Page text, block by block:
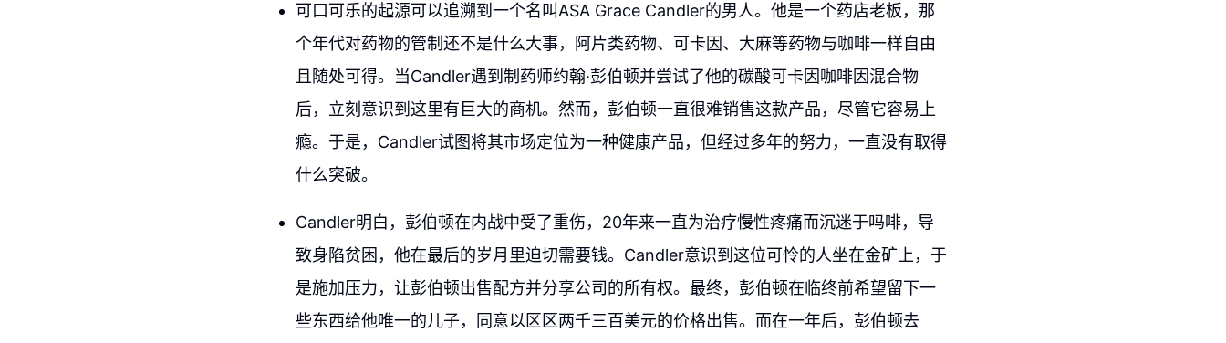
可口可乐的起源可以追溯到一个名叫ASA Grace Candler的男人。他是一个药店老板，那
个年代对药物的管制还不是什么大事，阿片类药物、可卡因、大麻等药物与咖啡一样自由
且随处可得。当Candler遇到制药师约翰·彭伯顿并尝试了他的碳酸可卡因咖啡因混合物
后，立刻意识到这里有巨大的商机。然而，彭伯顿一直很难销售这款产品，尽管它容易上
瘾。于是，Candler试图将其市场定位为一种健康产品，但经过多年的努力，一直没有取得
什么突破。
Candler明白，彭伯顿在内战中受了重伤，20年来一直为治疗慢性疼痛而沉迷于吗啡，导
致身陷贫困，他在最后的岁月里迫切需要钱。Candler意识到这位可怜的人坐在金矿上，于
是施加压力，让彭伯顿出售配方并分享公司的所有权。最终，彭伯顿在临终前希望留下一
些东西给他唯一的儿子，同意以区区两千三百美元的价格出售。而在一年后，彭伯顿去